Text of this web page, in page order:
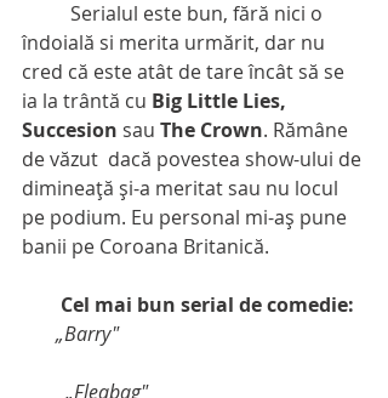
îndoială si merita urmărit, dar nu
cred că este atât de tare încât să se
ia la trântă cu Big Little Lies,
Succesion sau The Crown. Rămâne
de văzut  dacă povestea show-ului de
dimineaţă şi-a meritat sau nu locul
pe podium. Eu personal mi-aş pune
banii pe Coroana Britanică.
       Cel mai bun serial de comedie:
      „Barry"
         „Fleabag"